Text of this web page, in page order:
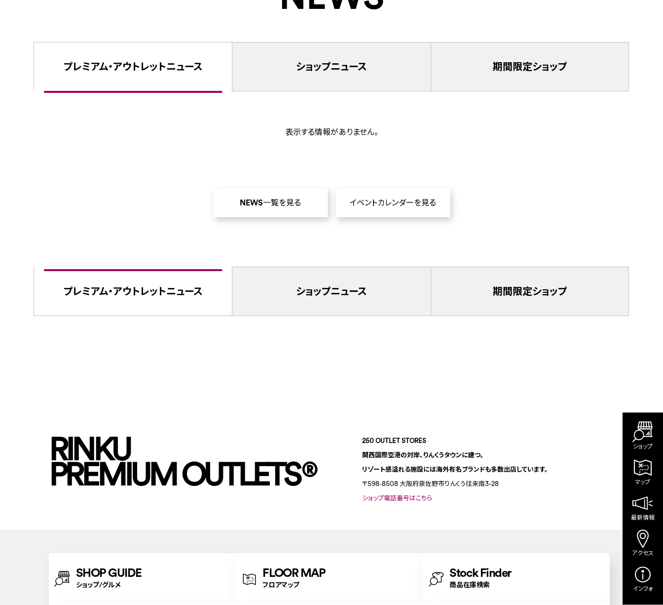
ショップ
マップ
最新情報
アクセス
インフォ
プレミアム・アウトレットニュース ショップニュース 期間限定ショップ
表示する情報がありません。
NEWS一覧を見る イベントカレンダーを見る
プレミアム・アウトレットニュース ショップニュース 期間限定ショップ
RINKU
PREMIUM OUTLETS®
250 OUTLET STORES
関西国際空港の対岸、りんくうタウンに建つ。
リゾート感溢れる施設には海外有名ブランドも多数出店しています。
〒598-8508大阪府泉佐野市りんくう往来南3-28
ショップ電話番号はこちら
SHOP GUIDE
ショップ/グルメ
FLOOR MAP
フロアマップ
Stock Finder
商品在庫検索